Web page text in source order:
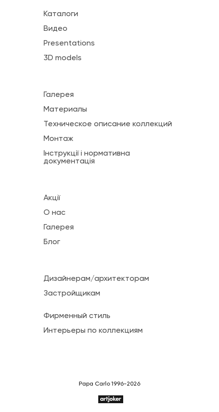
Каталоги
Видео
Presentations
3D models
Галерея
Материалы
Техническое описание коллекций
Монтаж
Інструкції і нормативна
документація
Акції
О нас
Галерея
Блог
Дизайнерам/архитекторам
Застройщикам
Фирменный стиль
Интерьеры по коллекциям
Papa Carlo 1996-2026